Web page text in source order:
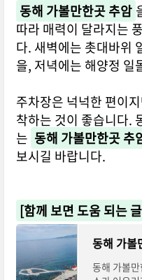
동해 가볼만한곳 추암
따라 매력이 달라지는
다. 새벽에는 촛대바위
을, 저녁에는 해양정 일
주차장은 넉넉한 편이
착하는 것이 좋습니다.
는 동해 가볼만한곳 추
보시길 바랍니다.
[함께 보면 도움 되는
동해 가볼